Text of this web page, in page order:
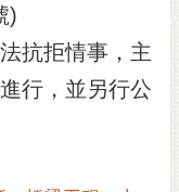
)
抗拒情事，主
行，並另行公